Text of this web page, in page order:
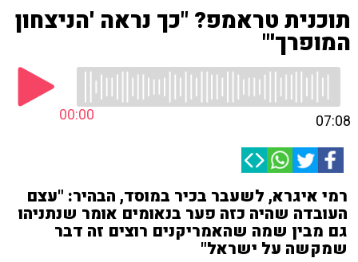
תוכנית טראמפ? "כך נראה 'הניצחון
המופרך'"
00:00 07:08
רמי איגרא, לשעבר בכיר במוסד, הבהיר: "עצם
העובדה שהיה כזה פער בנאומים אומר שנתניהו
גם מבין שמה שהאמריקנים רוצים זה דבר
שמקשה על ישראל"